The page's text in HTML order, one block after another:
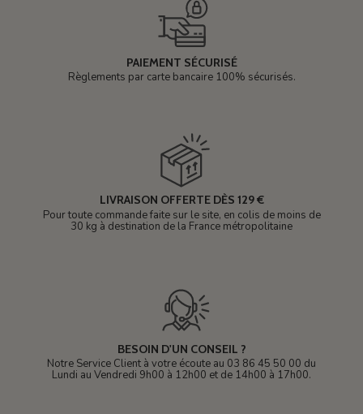
PAIEMENT SÉCURISÉ
Règlements par carte bancaire 100% sécurisés.
LIVRAISON OFFERTE DÈS 129 €
Pour toute commande faite sur le site, en colis de moins de
30 kg à destination de la France métropolitaine
BESOIN D'UN CONSEIL ?
Notre Service Client à votre écoute au 03 86 45 50 00 du
Lundi au Vendredi 9h00 à 12h00 et de 14h00 à 17h00.